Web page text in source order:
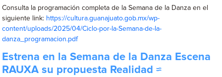
Consulta la programación completa de la Semana de la Danza en el
siguiente link: https://cultura.guanajuato.gob.mx/wp-
content/uploads/2025/04/Ciclo-por-la-Semana-de-la-
danza_programacion.pdf
Estrena en la Semana de la Danza Escena
RAUXA su propuesta Realidad ≈